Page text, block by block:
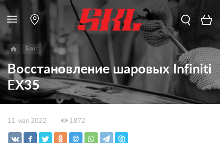
Блог
Восстановление шаровых Infiniti
EX35
11 мая 2022 1872